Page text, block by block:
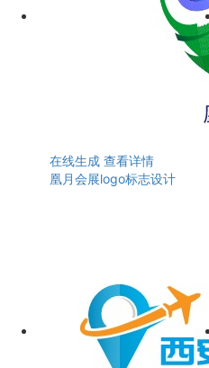
在线生成 查看详情
凰月会展logo标志设计